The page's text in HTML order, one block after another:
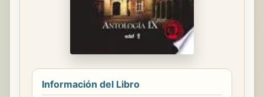
Información del Libro